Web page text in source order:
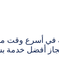
في أسرع وقت
أفضل خدمة